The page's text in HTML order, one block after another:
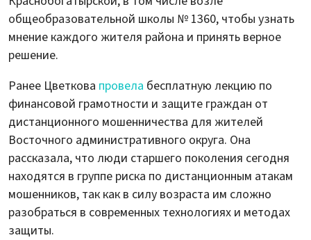
общеобразовательной школы № 1360, чтобы узнать
мнение каждого жителя района и принять верное
решение.
Ранее Цветкова провела бесплатную лекцию по
финансовой грамотности и защите граждан от
дистанционного мошенничества для жителей
Восточного административного округа. Она
рассказала, что люди старшего поколения сегодня
находятся в группе риска по дистанционным атакам
мошенников, так как в силу возраста им сложно
разобраться в современных технологиях и методах
защиты.